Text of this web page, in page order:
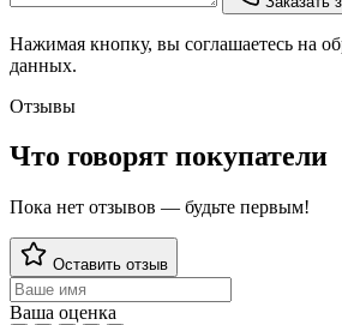
Нажимая кнопку, вы соглашаетесь на
данных.
Отзывы
Что говорят покупатели
Пока нет отзывов — будьте первым!
Оставить отзыв
Ваша оценка